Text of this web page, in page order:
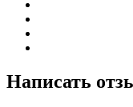
Написать